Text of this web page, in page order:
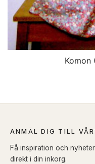
Komon
ANMÄL DIG TILL
Få inspiration och
direkt i din inkorg.